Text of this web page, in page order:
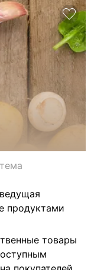
продуктами
товары